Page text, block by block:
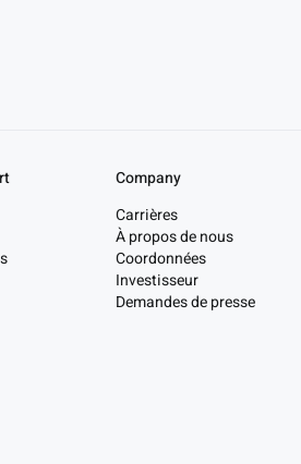
Company
Carrières
À propos de nous
Coordonnées
Investisseur
Demandes de presse